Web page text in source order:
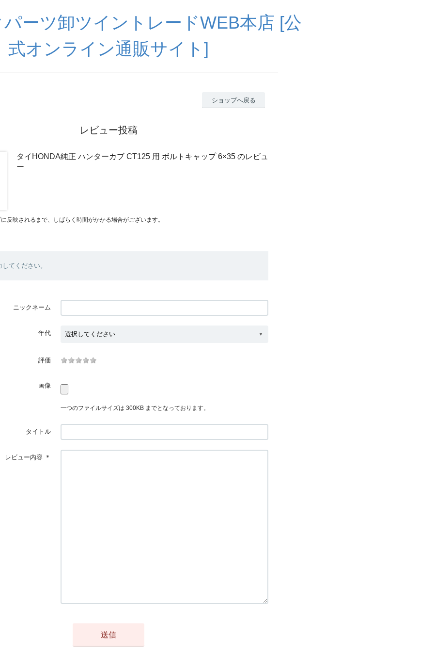
ーツ卸ツイントレードWEB本店 [公
式オンライン通販サイト]
ショップへ戻る
レビュー投稿
タイHONDA純正 ハンターカブ CT125 用 ボルトキャップ 6×35 のレビュ
ー
反映されるまで、しばらく時間がかかる場合がございます。
てください。
ニックネーム
年代
評価
画像
一つのファイルサイズは 300KB までとなっております。
タイトル
レビュー内容 ＊